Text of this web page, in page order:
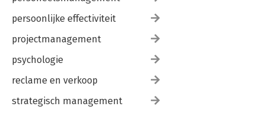
persoonlijke effectiviteit
projectmanagement
psychologie
reclame en verkoop
strategisch management